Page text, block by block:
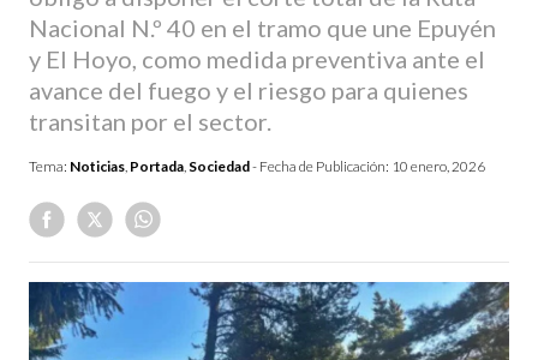
Nacional N.º 40 en el tramo que une Epuyén
y El Hoyo, como medida preventiva ante el
avance del fuego y el riesgo para quienes
transitan por el sector.
Tema: Noticias, Portada, Sociedad- Fecha de Publicación: 10 enero, 2026